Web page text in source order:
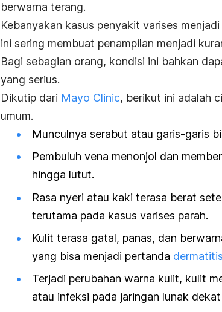
berwarna terang.
Kebanyakan kasus penyakit varises
ini sering membuat penampilan menjadi
Bagi sebagian orang, kondisi ini bahkan
yang serius.
Dikutip dari Mayo Clinic, berikut ini adalah
umum.
Munculnya serabut atau garis-garis
Pembuluh vena menonjol dan
hingga lutut.
Rasa nyeri atau kaki terasa berat
terutama pada kasus varises parah.
Kulit terasa gatal, panas, dan
yang bisa menjadi pertanda
Terjadi perubahan warna kulit, kulit
atau infeksi pada jaringan lunak